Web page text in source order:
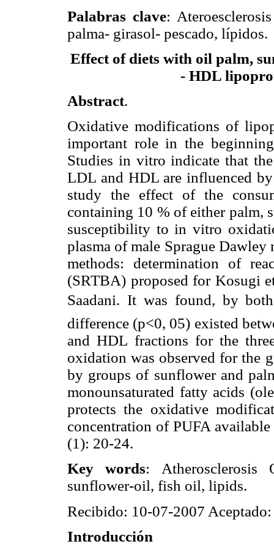
Palabras clave:
palma- girasol- pescado, lípidos.
Effect of diets with oil palm,
- HDL
Abstract.
Oxidative modifications of
important role in the
Studies in vitro indicate that
LDL and HDL are influenced
study the effect of the
containing 10 % of either palm,
susceptibility to in vitro
plasma of male Sprague
methods: determination of
(SRTBA) proposed for Kosugi
Saadani. It was found, by
difference (p<0, 05) existed
and HDL fractions for the
oxidation was observed for the
by groups of sunflower and
monounsaturated fatty acids
protects the oxidative
concentration of PUFA
(1): 20-24.
Key words:
sunflower-oil, fish oil, lipids.
Recibido: 10-07-2007
Introducción